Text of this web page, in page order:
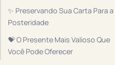
✨ Preservando Sua Carta Para a
Posteridade
💝 O Presente Mais Valioso Que
Você Pode Oferecer